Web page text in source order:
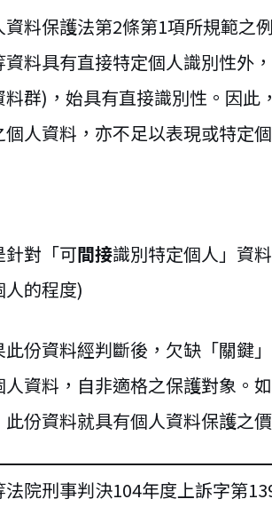
料保護法第2條第1項所規範之
資料具有直接特定個人識別性外
群)，始具有直接識別性。因
人資料，亦不足以表現或特定
對「可間接識別特定個人」資
的程度)
份資料經判斷後，欠缺「關鍵
資料，自非適格之保護對象。
份資料就具有個人資料保護之
院刑事判決104年度上訴字第